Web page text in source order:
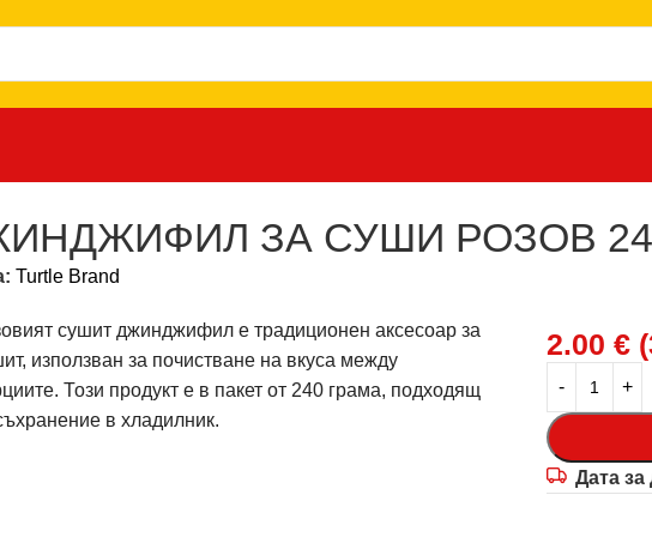
ЗА СУШИ РОЗОВ
Turtle Brand
сушит джинджифил е традиционен аксесоар за
използван за почистване на вкуса между
Този продукт е в пакет от 240 грама, подходящ
в хладилник.
2.00 € (
Дата за